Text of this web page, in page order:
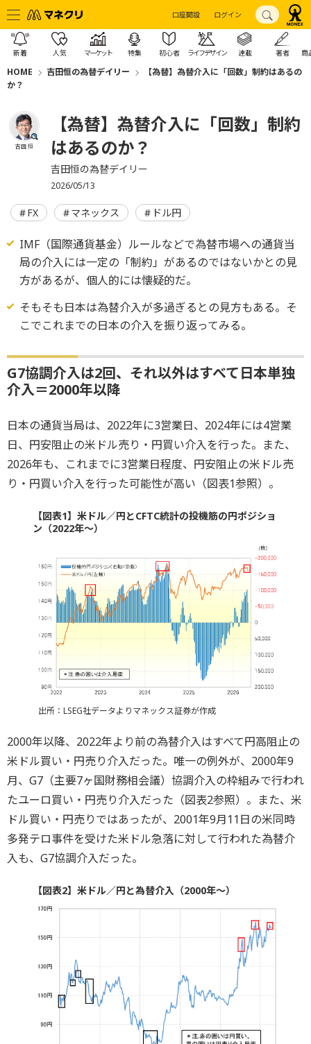
口座開設 ログイン
新着 人気 マーケット 特集 初心者 ライフデザイン 連載 著者 商
HOME 吉田恒の為替デイリー
【為替】為替介入に「回数」制約はあるの
か？
吉田 恒
【為替】為替介入に「回数」制約
はあるのか？
吉田恒の為替デイリー
2026/05/13
FX マネックス ドル円
IMF（国際通貨基金）ルールなどで為替市場への通貨当
局の介入には一定の「制約」があるのではないかとの見
方があるが、個人的には懐疑的だ。
そもそも日本は為替介入が多過ぎるとの見方もある。そ
こでこれまでの日本の介入を振り返ってみる。
G7協調介入は2回、それ以外はすべて日本単独
介入＝2000年以降
日本の通貨当局は、2022年に3営業日、2024年には4営業
日、円安阻止の米ドル売り・円買い介入を行った。また、
2026年も、これまでに3営業日程度、円安阻止の米ドル売
り・円買い介入を行った可能性が高い（図表1参照）。
【図表1】米ドル／円とCFTC統計の投機筋の円ポジショ
ン（2022年～）
出所：LSEG社データよりマネックス証券が作成
2000年以降、2022年より前の為替介入はすべて円高阻止の
米ドル買い・円売り介入だった。唯一の例外が、2000年9
月、G7（主要7ヶ国財務相会議）協調介入の枠組みで行われ
たユーロ買い・円売り介入だった（図表2参照）。また、米
ドル買い・円売りではあったが、2001年9月11日の米同時
多発テロ事件を受けた米ドル急落に対して行われた為替介
入も、G7協調介入だった。
【図表2】米ドル／円と為替介入（2000年～）